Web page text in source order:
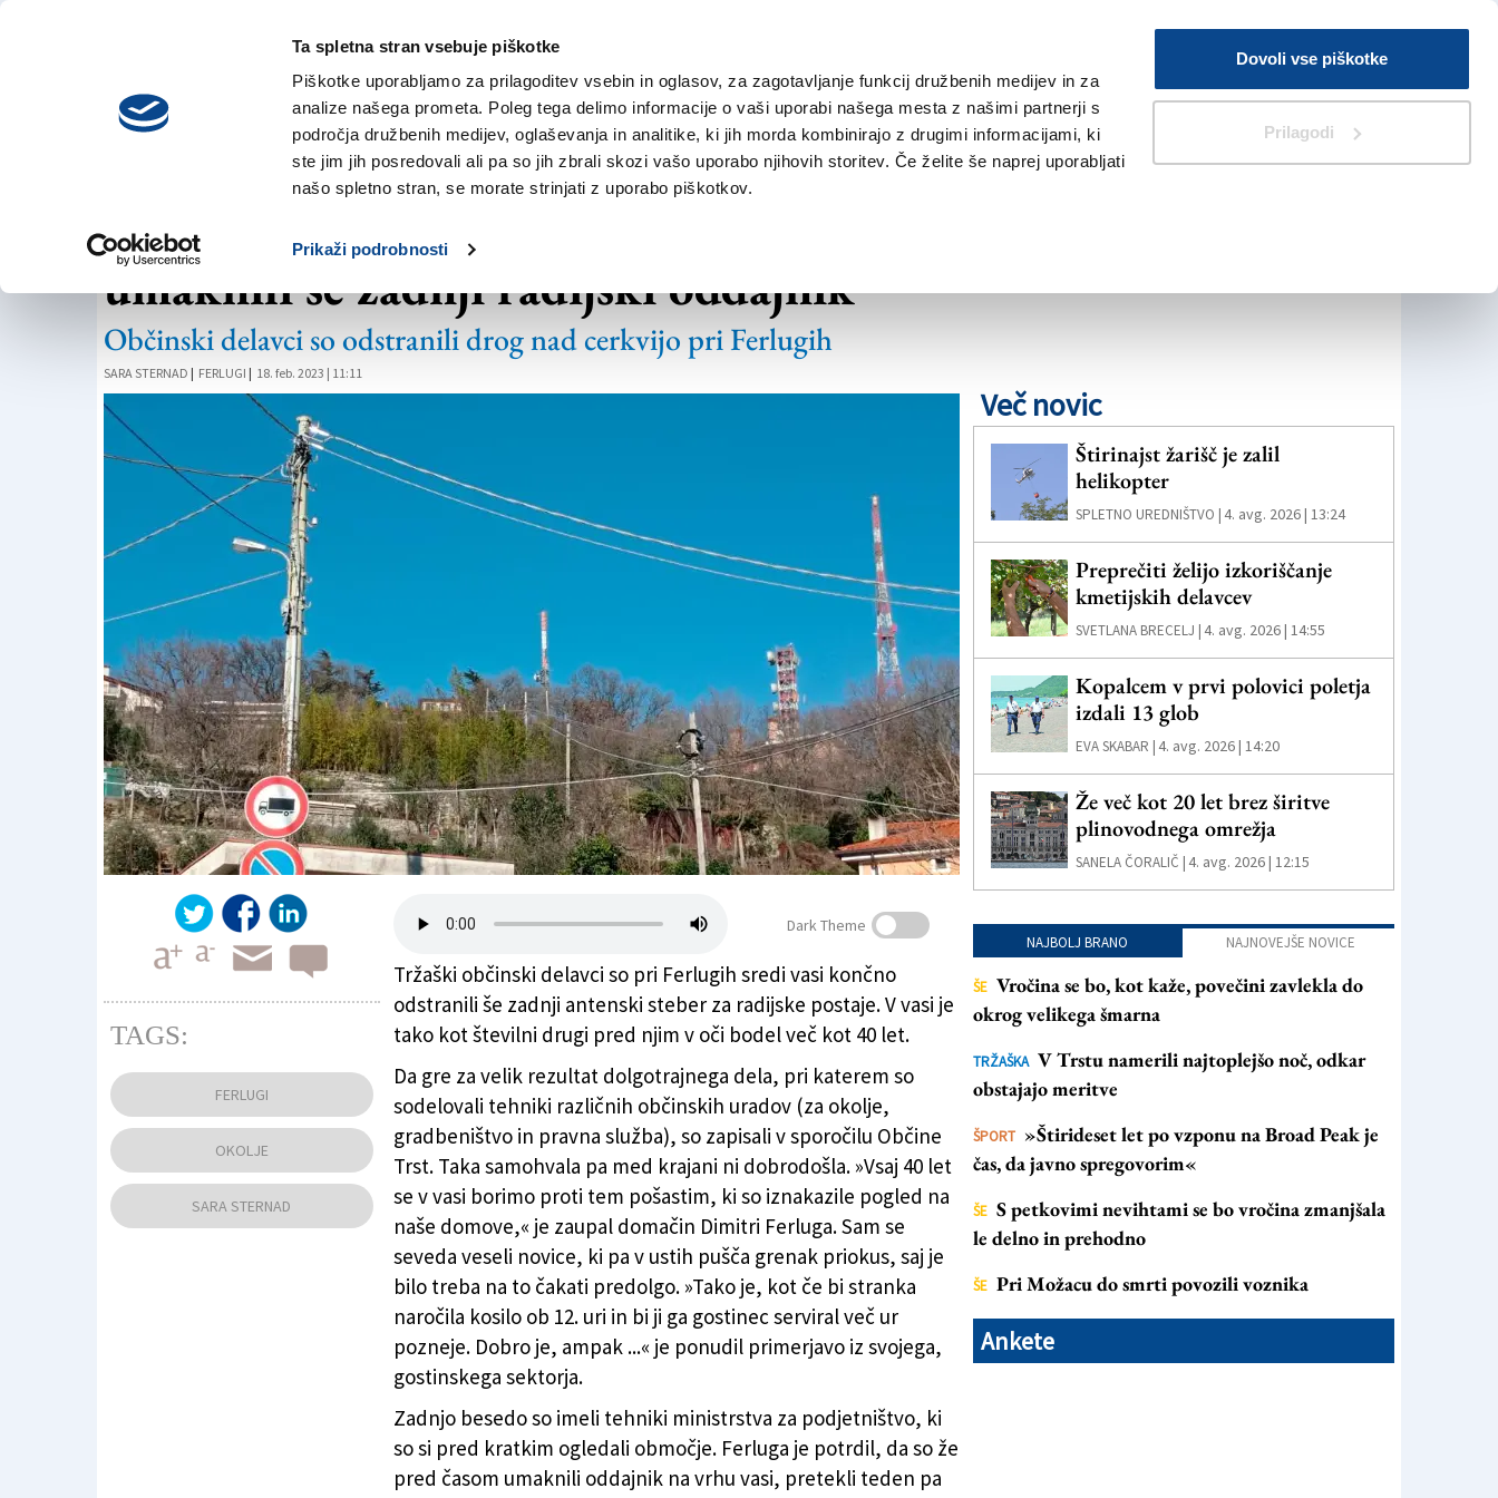
Ta spletna stran vsebuje piškotke
Piškotke uporabljamo za prilagoditev vsebin in oglasov, za zagotavljanje funkcij družbenih medijev in za
analize našega prometa. Poleg tega delimo informacije o vaši uporabi našega mesta z našimi partnerji s
področja družbenih medijev, oglaševanja in analitike, ki jih morda kombinirajo z drugimi informacijami, ki
ste jim jih posredovali ali pa so jih zbrali skozi vašo uporabo njihovih storitev. Če želite še naprej uporabljati
našo spletno stran, se morate strinjati z uporabo piškotkov.
Prikaži podrobnosti
Dovoli vse piškotke
Prilagodi
torek,
4. avgusta 2026
V Kioskih
Iskanje
NOVICE TRŽAŠKA GORIŠKA KULTURA ŠPORT ŠE
Po štiridesetih letih so iz vasi končno
umaknili še zadnji radijski oddajnik
Občinski delavci so odstranili drog nad cerkvijo pri Ferlugih
SARA STERNAD | FERLUGI | 18. feb. 2023 | 11:11
Antenski stebri ne bodo več tako bodli v oči (OBČINA TRST)
Dark Theme
Tržaški občinski delavci so pri Ferlugih sredi vasi končno
odstranili še zadnji antenski steber za radijske postaje. V vasi je
tako kot številni drugi pred njim v oči bodel več kot 40 let.
Da gre za velik rezultat dolgotrajnega dela, pri katerem so
sodelovali tehniki različnih občinskih uradov (za okolje,
gradbeništvo in pravna služba), so zapisali v sporočilu Občine
Trst. Taka samohvala pa med krajani ni dobrodošla. »Vsaj 40 let
se v vasi borimo proti tem pošastim, ki so iznakazile pogled na
naše domove,« je zaupal domačin Dimitri Ferluga. Sam se
seveda veseli novice, ki pa v ustih pušča grenak priokus, saj je
bilo treba na to čakati predolgo. »Tako je, kot če bi stranka
naročila kosilo ob 12. uri in bi ji ga gostinec serviral več ur
pozneje. Dobro je, ampak ...« je ponudil primerjavo iz svojega,
gostinskega sektorja.
Zadnjo besedo so imeli tehniki ministrstva za podjetništvo, ki
so si pred kratkim ogledali območje. Ferluga je potrdil, da so že
pred časom umaknili oddajnik na vrhu vasi, pretekli teden pa
TAGS:
FERLUGI
OKOLJE
SARA STERNAD
Več novic
Štirinajst žarišč je zalil
helikopter
SPLETNO UREDNIŠTVO |4. avg. 2026 | 13:24
Preprečiti želijo izkoriščanje
kmetijskih delavcev
SVETLANA BRECELJ |4. avg. 2026 | 14:55
Kopalcem v prvi polovici poletja
izdali 13 glob
EVA SKABAR |4. avg. 2026 | 14:20
Že več kot 20 let brez širitve
plinovodnega omrežja
SANELA ČORALIČ |4. avg. 2026 | 12:15
NAJBOLJ BRANO NAJNOVEJŠE NOVICE
ŠE Vročina se bo, kot kaže, povečini zavlekla do
okrog velikega šmarna
TRŽAŠKA V Trstu namerili najtoplejšo noč, odkar
obstajajo meritve
ŠPORT »Štirideset let po vzponu na Broad Peak je
čas, da javno spregovorim«
ŠE S petkovimi nevihtami se bo vročina zmanjšala
le delno in prehodno
ŠE Pri Možacu do smrti povozili voznika
Ankete